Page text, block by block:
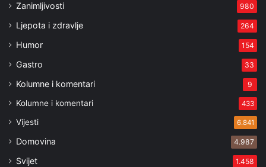
Zanimljivosti 980
Ljepota i zdravlje 264
Humor 154
Gastro 33
Kolumne i komentari 9
Kolumne i komentari 433
Vijesti 6.841
Domovina 4.987
Svijet 1.458